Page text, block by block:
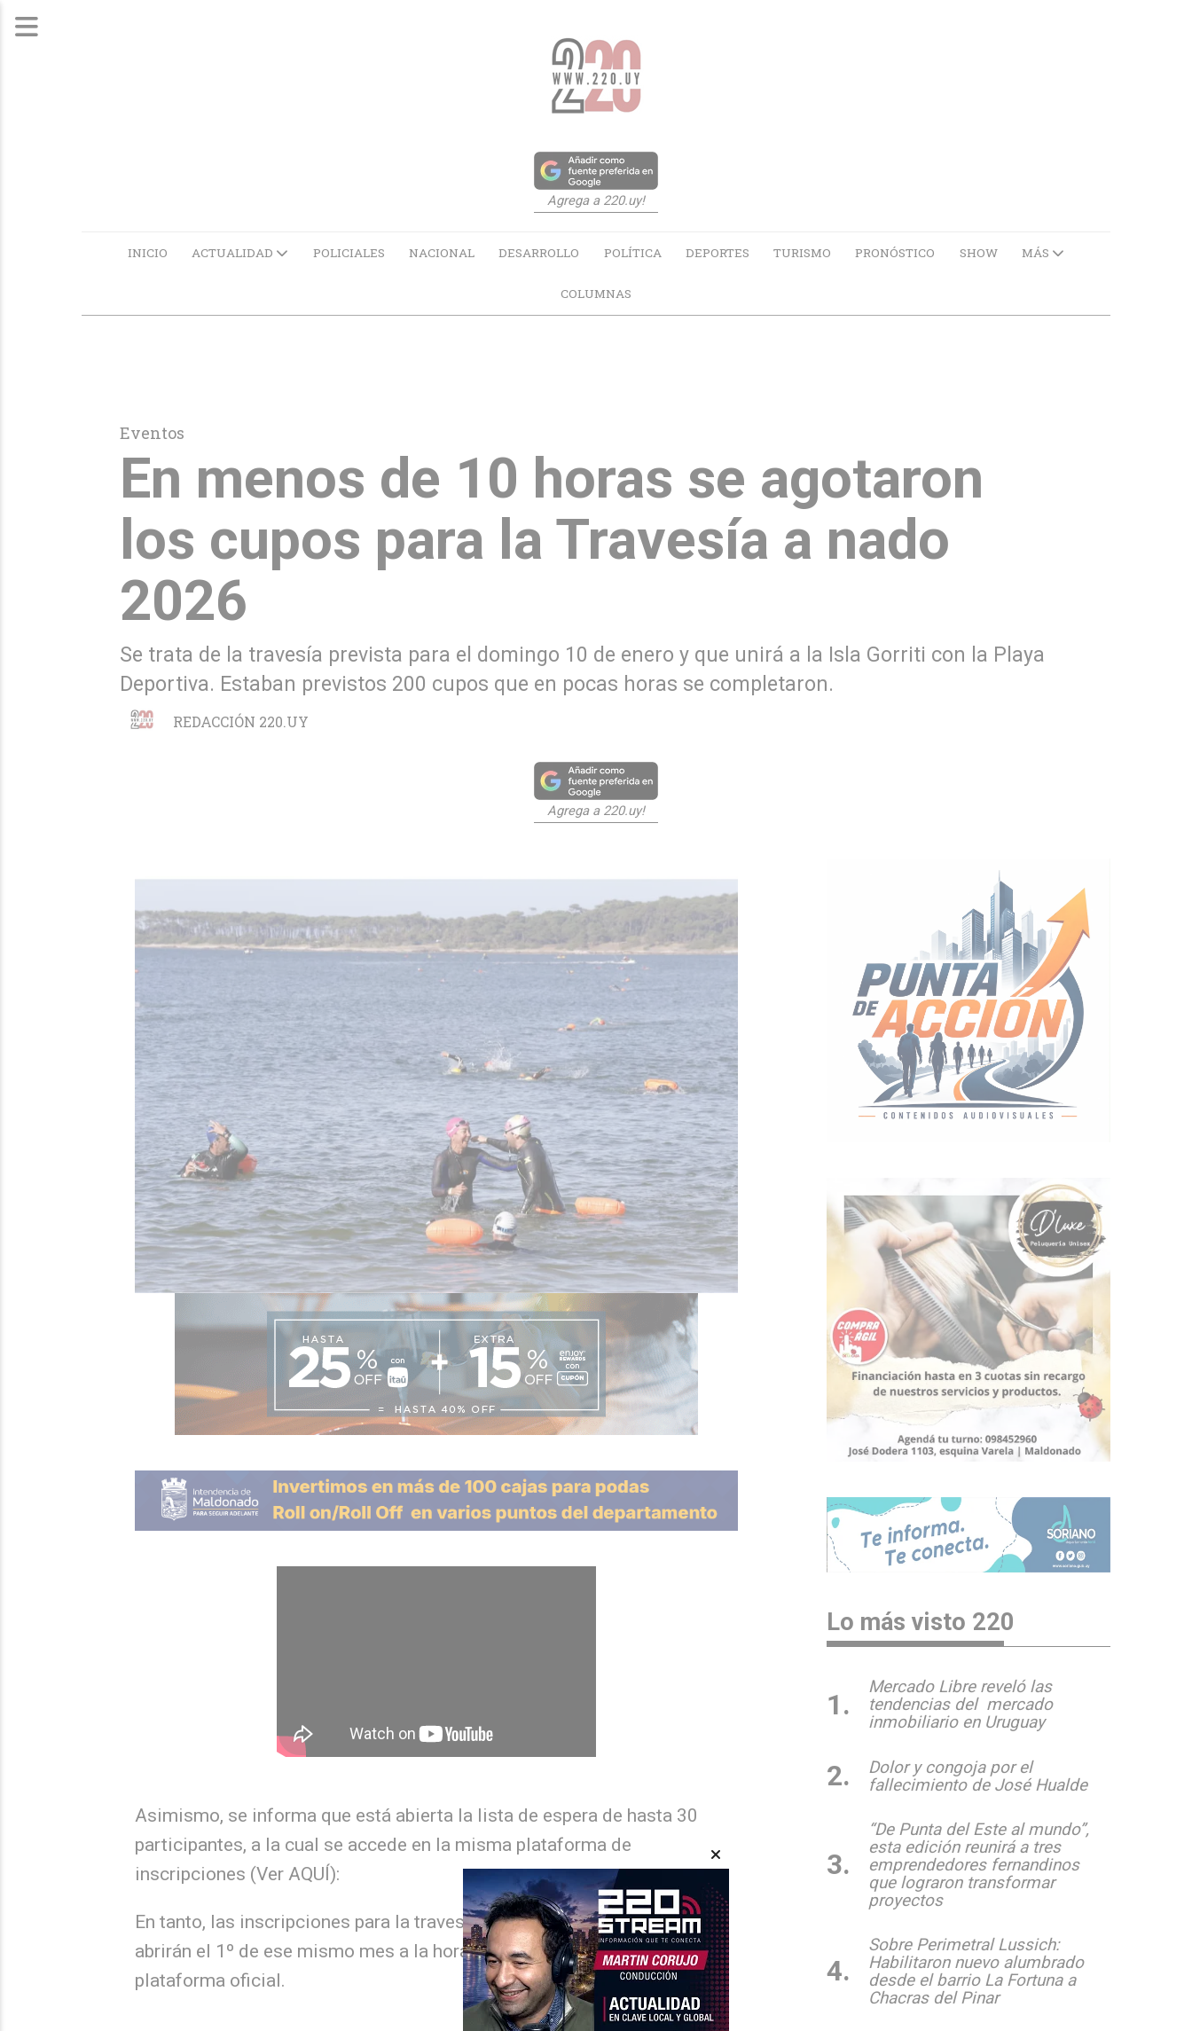
Agrega a 220.uy!
INICIO ACTUALIDAD POLICIALES NACIONAL DESARROLLO POLÍTICA DEPORTES TURISMO PRONÓSTICO SHOW MÁS
COLUMNAS
En menos de 10 horas se agotaron
los cupos para la Travesía a nado
2026
Se trata de la travesía prevista para el domingo 10 de enero y que unirá a la Isla Gorriti con la Playa
Deportiva. Estaban previstos 200 cupos que en pocas horas se completaron.
Eventos
REDACCIÓN 220.UY
Agrega a 220.uy!
Asimismo, se informa que está abierta la lista de espera de hasta 30
participantes, a la cual se accede en la misma plataforma de
inscripciones (Ver AQUÍ):
En tanto, las inscripciones para la travesía prevista para el 14 de febrero
abrirán el 1º de ese mismo mes a la hora 9, también mediante la
plataforma oficial.
Lo más visto 220
Mercado Libre reveló las
tendencias del mercado
inmobiliario en Uruguay
Dolor y congoja por el
fallecimiento de José Hualde
“De Punta del Este al mundo”,
esta edición reunirá a tres
emprendedores fernandinos
que lograron transformar
proyectos
Sobre Perimetral Lussich:
Habilitaron nuevo alumbrado
desde el barrio La Fortuna a
Chacras del Pinar